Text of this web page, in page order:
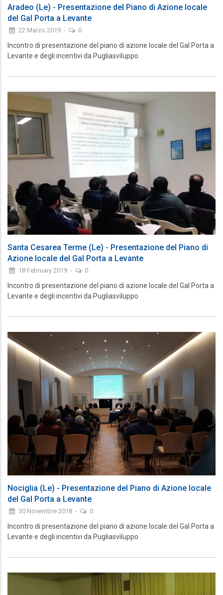
Aradeo (Le) - Presentazione del Piano di Azione locale
del Gal Porta a Levante
22 Marzo 2019 - 0
Incontro di presentazione del piano di azione locale del Gal Porta a
Levante e degli incentivi da Pugliasviluppo
Santa Cesarea Terme (Le) - Presentazione del Piano di
Azione locale del Gal Porta a Levante
18 February 2019 - 0
Incontro di presentazione del piano di azione locale del Gal Porta a
Levante e degli incentivi da Pugliasviluppo
Nociglia (Le) - Presentazione del Piano di Azione locale
del Gal Porta a Levante
30 Novembre 2018 - 0
Incontro di presentazione del piano di azione locale del Gal Porta a
Levante e degli incentivi da Pugliasviluppo